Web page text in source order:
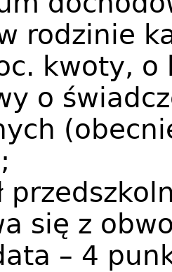
rodzinie
kwoty,
o
się z
– 4